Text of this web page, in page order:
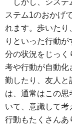
ステム1のおかげ
れます。歩いたり
りといった行動
分の状況をじっく
考や行動が自動化
勤したり、友人と
は、通常はこの思
いて、意識して考
行動もたくさんあ